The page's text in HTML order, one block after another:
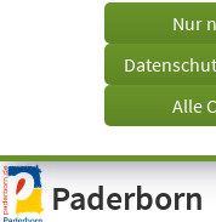
Visuelle
Assistenzsoftware
öffnen.
Nur
Alle
Paderborn